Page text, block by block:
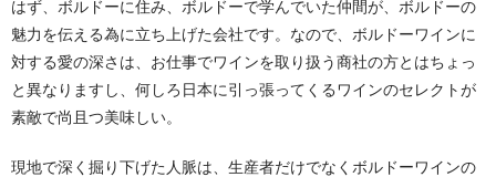
はず、ボルドーに住み、ボルドーで学んでいた仲間が、ボルドーの
魅力を伝える為に立ち上げた会社です。なので、ボルドーワインに
対する愛の深さは、お仕事でワインを取り扱う商社の方とはちょっ
と異なりますし、何しろ日本に引っ張ってくるワインのセレクトが
素敵で尚且つ美味しい。
現地で深く掘り下げた人脈は、生産者だけでなくボルドーワインの